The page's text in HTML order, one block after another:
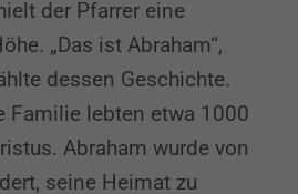
der Pfarrer eine
„Das ist Abraham“,
dessen Geschichte.
Familie lebten etwa 1000
Abraham wurde von
seine Heimat zu